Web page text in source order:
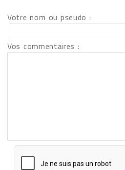
Votre nom ou pseudo :
Vos commentaires :